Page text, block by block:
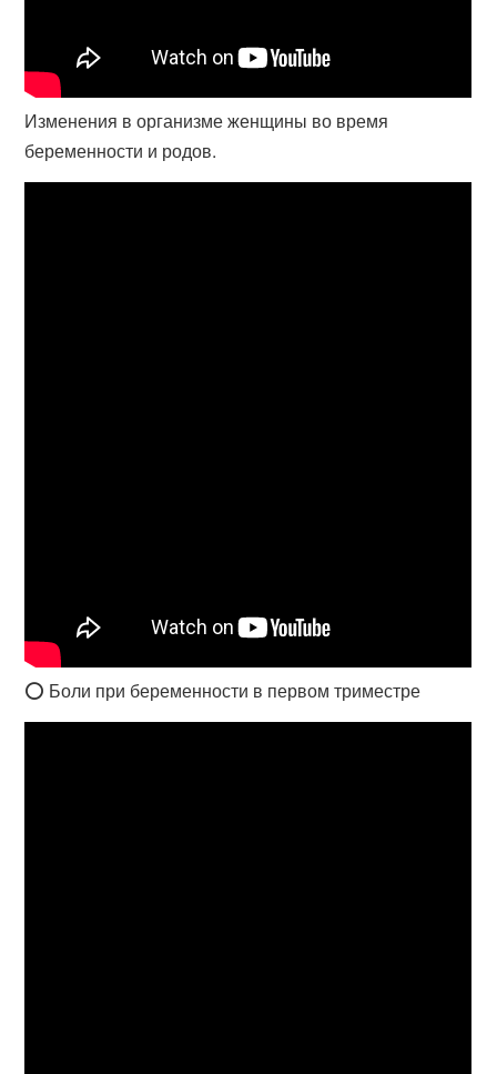
Изменения в организме женщины во время
беременности и родов.
⭕ Боли при беременности в первом триместре